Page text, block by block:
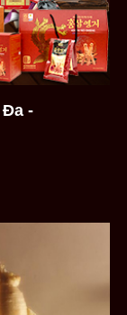
Đa -